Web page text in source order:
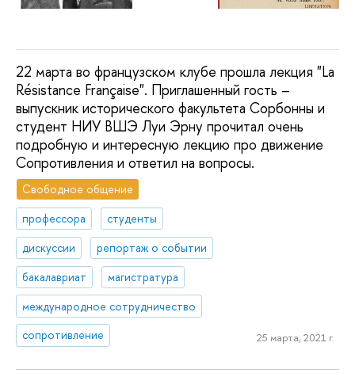
22 марта во французском клубе прошла лекция "La
Résistance Française". Приглашенный гость –
выпускник исторического факультета Сорбонны и
студент НИУ ВШЭ Луи Эрну прочитал очень
подробную и интересную лекцию про движение
Сопротивления и ответил на вопросы.
Свободное общение
профессора
студенты
дискуссии
репортаж о событии
бакалавриат
магистратура
международное сотрудничество
сопротивление
25 марта, 2021 г.